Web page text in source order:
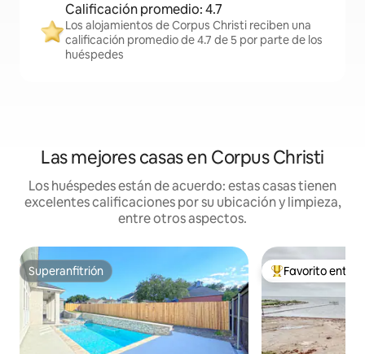
Calificación promedio: 4.7
Los alojamientos de Corpus Christi reciben una
calificación promedio de 4.7 de 5 por parte de los
huéspedes
Las mejores casas en Corpus Christi
Los huéspedes están de acuerdo: estas casas tienen
excelentes calificaciones por su ubicación y limpieza,
entre otros aspectos.
Superanfitrión
Superanfitrión De los mejores
Favorito entre